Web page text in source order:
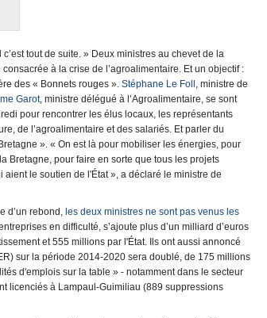
tout de suite. » Deux ministres au chevet de la
à la crise de l’agroalimentaire. Et un objectif :
des « Bonnets rouges ». Stéphane Le Foll , ministre de
Garot, ministre délégué à l’Agroalimentaire, se sont
pour rencontrer les élus locaux, les représentants
de l’agroalimentaire et des salariés. Et parler du
». « On est là pour mobiliser les énergies, pour
Bretagne, pour faire en sorte que tous les projets
le soutien de l'État », a déclaré le ministre de
d’un rebond, les deux ministres ne sont pas venus les
en difficulté, s’ajoute plus d’un milliard d’euros
et 555 millions par l'État. Ils ont aussi annoncé
sur la période 2014-2020 sera doublé, de 175 millions
d'emplois sur la table » - notamment dans le secteur
licenciés à Lampaul-Guimiliau (889 suppressions